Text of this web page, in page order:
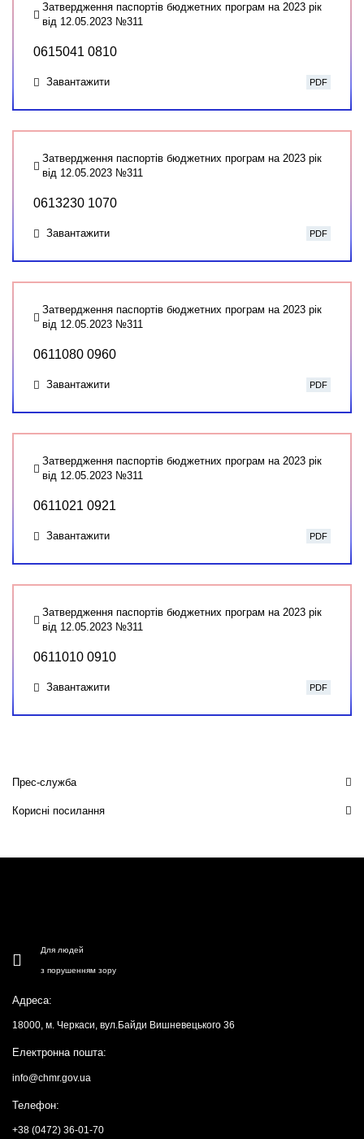
Затвердження паспортів бюджетних програм на 2023 рік
від 12.05.2023 №311
0615041 0810
Завантажити PDF
Затвердження паспортів бюджетних програм на 2023 рік
від 12.05.2023 №311
0613230 1070
Завантажити PDF
Затвердження паспортів бюджетних програм на 2023 рік
від 12.05.2023 №311
0611080 0960
Завантажити PDF
Затвердження паспортів бюджетних програм на 2023 рік
від 12.05.2023 №311
0611021 0921
Завантажити PDF
Затвердження паспортів бюджетних програм на 2023 рік
від 12.05.2023 №311
0611010 0910
Завантажити PDF
Прес-служба
Корисні посилання
Для людей
з порушенням зору
Адреса:
18000, м. Черкаси, вул.Байди Вишневецького 36
Електронна пошта:
info@chmr.gov.ua
Телефон:
+38 (0472) 36-01-70